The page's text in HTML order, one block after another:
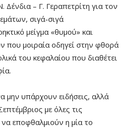
Δένδια – Γ. Γεραπετρίτη για τον
σιγά-σιγά
μείγμα «θυμού» και
που μοιραία οδηγεί στην φθορά
του κεφαλαίου που διαθέτει
μην υπάρχουν ειδήσεις, αλλά
με όλες τις
εποφθαλμιούν η μία το